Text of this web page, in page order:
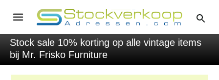
Stock sale 10% korting op alle vintage items
bij Mr. Frisko Furniture